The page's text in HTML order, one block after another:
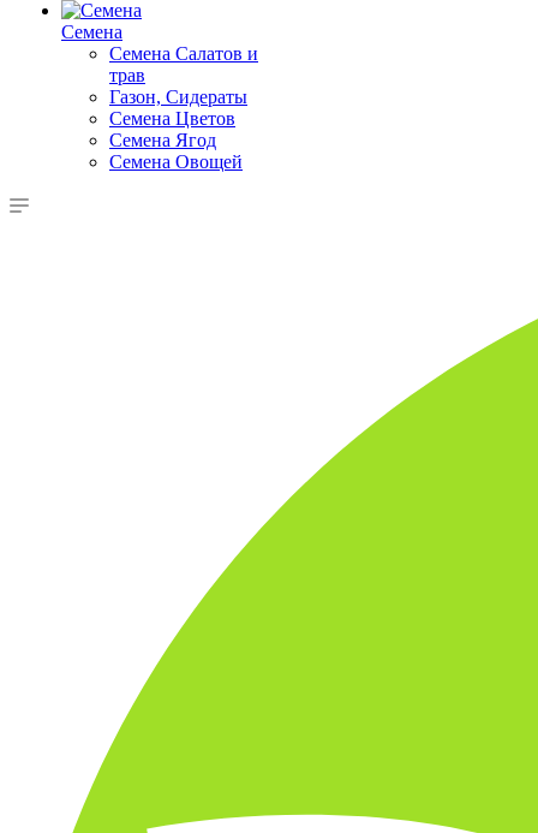
Семена
Семена Салатов и
трав
Газон, Сидераты
Семена Цветов
Семена Ягод
Семена Овощей